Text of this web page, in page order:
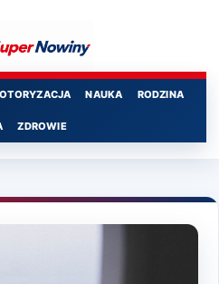
NAUKA RODZINA
ZDROWIE